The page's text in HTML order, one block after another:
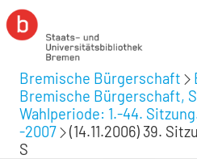
Bremische Bürgerschaft
Bremische Bürgerschaft,
Wahlperiode: 1.-44.
-2007
(14.11.2006) 39.
S